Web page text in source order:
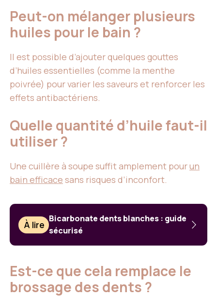
Peut-on mélanger plusieurs
huiles pour le bain ?
Il est possible d’ajouter quelques gouttes
d’huiles essentielles (comme la menthe
poivrée) pour varier les saveurs et renforcer les
effets antibactériens.
Quelle quantité d’huile faut-il
utiliser ?
Une cuillère à soupe suffit amplement pourun
bain efficace sans risques d’inconfort.
À lire
Bicarbonate dents blanches : guide
sécurisé
Est-ce que cela remplace le
brossage des dents ?